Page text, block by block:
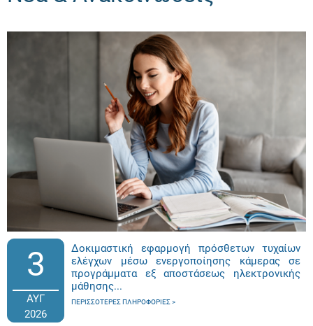
3
ΑΥΓ
2026
Δοκιμαστική εφαρμογή πρόσθετων τυχαίων
ελέγχων μέσω ενεργοποίησης κάμερας σε
προγράμματα εξ αποστάσεως ηλεκτρονικής
μάθησης...
ΠΕΡΙΣΣΌΤΕΡΕΣ ΠΛΗΡΟΦΟΡΊΕΣ